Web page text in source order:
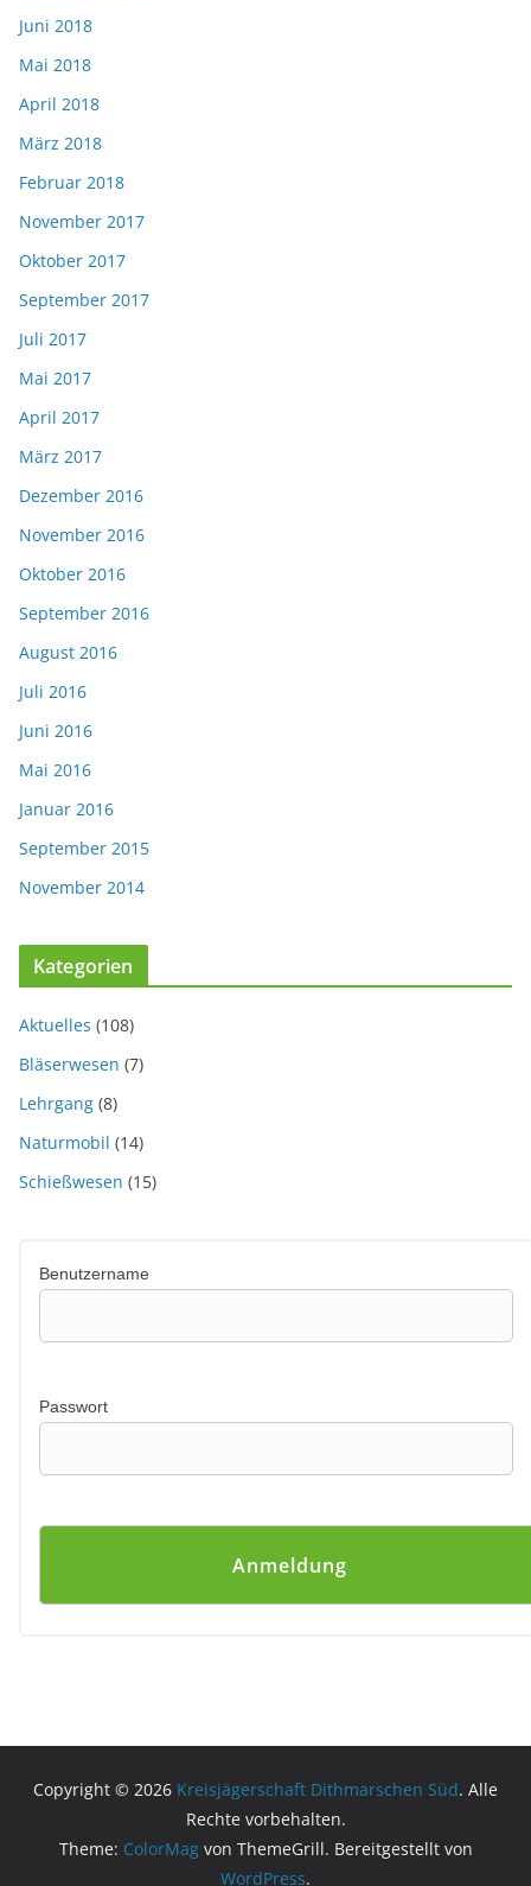
Juni 2018
Mai 2018
April 2018
März 2018
Februar 2018
November 2017
Oktober 2017
September 2017
Juli 2017
Mai 2017
April 2017
März 2017
Dezember 2016
November 2016
Oktober 2016
September 2016
August 2016
Juli 2016
Juni 2016
Mai 2016
Januar 2016
September 2015
November 2014
Kategorien
Aktuelles (108)
Bläserwesen (7)
Lehrgang (8)
Naturmobil (14)
Schießwesen (15)
Benutzername
Passwort
Copyright © 2026 Kreisjägerschaft Dithmarschen Süd. Alle
Rechte vorbehalten.
Theme: ColorMagvon ThemeGrill. Bereitgestellt von
WordPress.